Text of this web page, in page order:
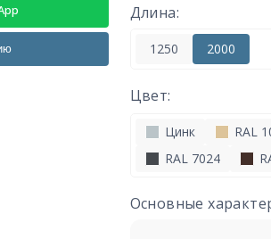
Длина:
1250 2000
Цвет:
Цинк RAL
RAL 7024
Основные